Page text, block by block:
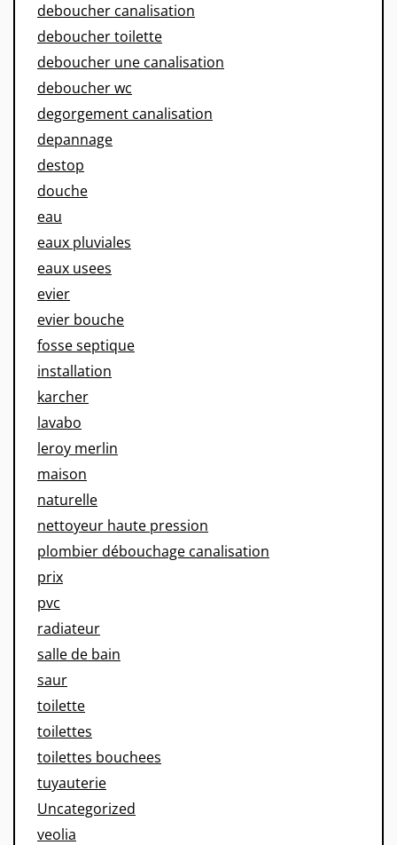
deboucher canalisation
deboucher toilette
deboucher une canalisation
deboucher wc
degorgement canalisation
depannage
destop
douche
eau
eaux pluviales
eaux usees
evier
evier bouche
fosse septique
installation
karcher
lavabo
leroy merlin
maison
naturelle
nettoyeur haute pression
plombier débouchage canalisation
prix
pvc
radiateur
salle de bain
saur
toilette
toilettes
toilettes bouchees
tuyauterie
Uncategorized
veolia